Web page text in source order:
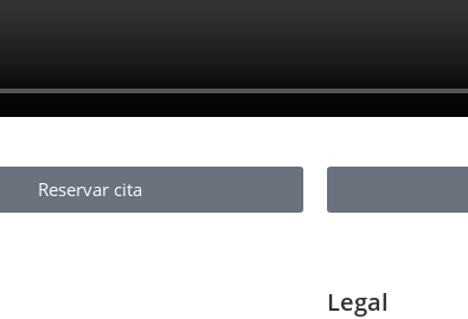
Reservar cita
Legal